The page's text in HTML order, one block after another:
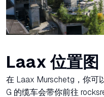
Laax 位置图
在 Laax Murschetg，你可
G 的缆车会带你前往